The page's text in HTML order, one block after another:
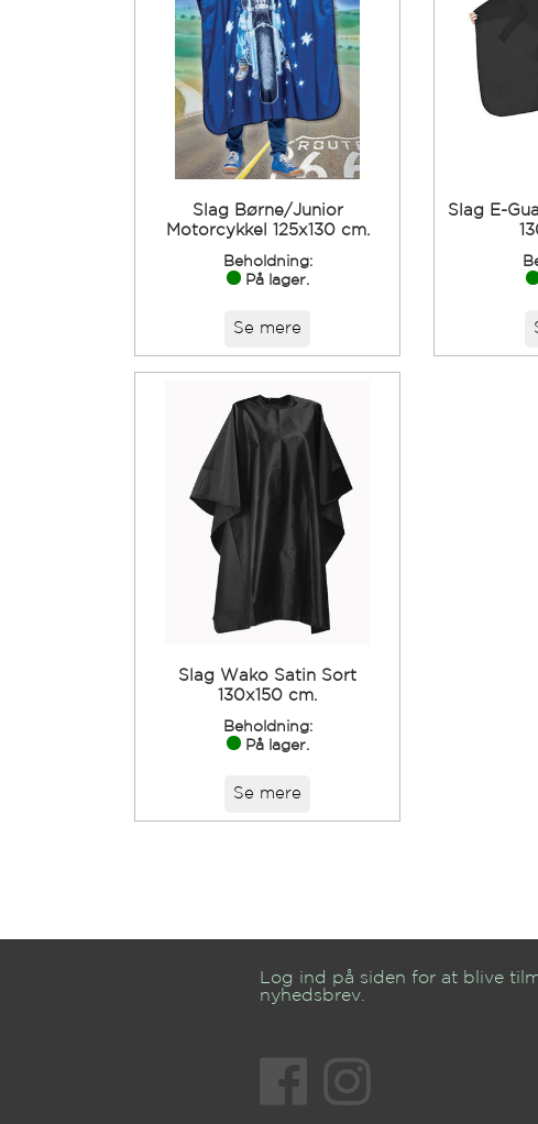
Slag Børne/Junior
Motorcykkel 125x130 cm.
Beholdning:
På lager.
Se mere
Slag E-
Slag Wako Satin Sort
130x150 cm.
Beholdning:
På lager.
Se mere
Log ind på siden for at blive
nyhedsbrev.